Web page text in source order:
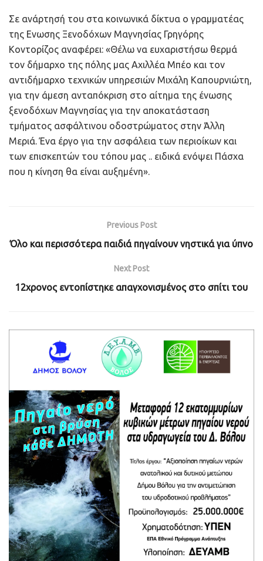
Σε ανάρτησή του στα κοινωνικά δίκτυα ο γραμματέας
της Ενωσης Ξενοδόχων Μαγνησίας Γρηγόρης
Κοντορίζος αναφέρει: «Θέλω να ευχαριστήσω θερμά
τον δήμαρχο της πόλης μας Αχιλλέα Μπέο και τον
αντιδήμαρχο τεχνικών υπηρεσιών Μιχάλη Καπουρνιώτη,
για την άμεση ανταπόκριση στο αίτημα της ένωσης
ξενοδόχων Μαγνησίας για την αποκατάσταση
τμήματος ασφάλτινου οδοστρώματος στην Άλλη
Μεριά. Ένα έργο για την ασφάλεια των περιοίκων και
των επισκεπτών του τόπου μας .. ειδικά ενόψει Πάσχα
που η κίνηση θα είναι αυξημένη».
Previous Post
Όλο και περισσότερα παιδιά πηγαίνουν νηστικά για ύπνο
Next Post
12χρονος εντοπίστηκε απαγχονισμένος στο σπίτι του